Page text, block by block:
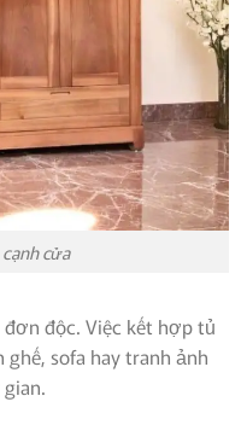
cửa
độc. Việc kết hợp tủ
sofa hay tranh ảnh